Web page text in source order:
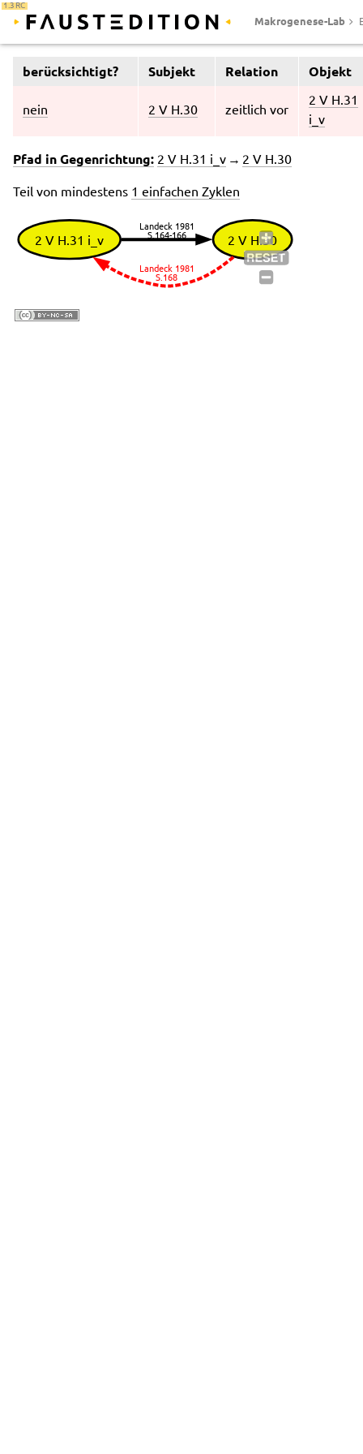
1.3 RC
Makrogenese-Lab
berücksichtigt? Subjekt Relation Objekt
nein 2 V H.30 zeitlich vor
2 V H.31
i_v
Pfad in Gegenrichtung: 2 V H.31 i_v → 2 V H.30
Teil von mindestens 1 einfachen Zyklen